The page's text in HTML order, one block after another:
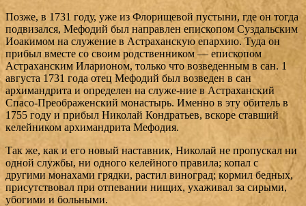
Позже, в 1731 году, уже из Флорищевой пустыни, где он тогда
подвизался, Мефодий был направлен епископом Суздальским
Иоакимом на служение в Астраханскую епархию. Туда он
прибыл вместе со своим родственником — епископом
Астраханским Иларионом, только что возведенным в сан. 1
августа 1731 года отец Мефодий был возведен в сан
архимандрита и определен на служе-ние в Астраханский
Спасо-Преображенский монастырь. Именно в эту обитель в
1755 году и прибыл Николай Кондратьев, вскоре ставший
келейником архимандрита Мефодия.
Так же, как и его новый наставник, Николай не пропускал ни
одной службы, ни одного келейного правила; копал с
другими монахами грядки, растил виноград; кормил бедных,
присутствовал при отпевании нищих, ухаживал за сирыми,
убогими и больными.